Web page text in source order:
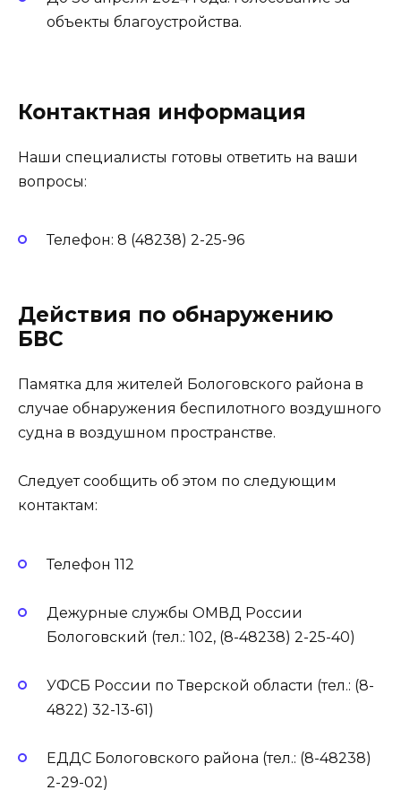
объекты благоустройства.
Контактная информация
Наши специалисты готовы ответить на ваши
вопросы:
Телефон: 8 (48238) 2-25-96
Действия по обнаружению
БВС
Памятка для жителей Бологовского района в
случае обнаружения беспилотного воздушного
судна в воздушном пространстве.
Следует сообщить об этом по следующим
контактам:
Телефон 112
Дежурные службы ОМВД России
Бологовский (тел.: 102, (8-48238) 2-25-40)
УФСБ России по Тверской области (тел.: (8-
4822) 32-13-61)
ЕДДС Бологовского района (тел.: (8-48238)
2-29-02)